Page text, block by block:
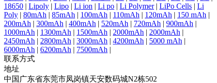
18650 | Lipoly | Lipo | Li ion | Li po | Li Polymer| LiPo Cells | Li
Poly | 80mAh | 85mAh | 100mAh | 110mAh | 120mAh | 150 mAh |
200mAh | 300mAh | 400mAh | 520mAh | 720mAh | 900mAh |
1000mAh | 1300mAh | 1500mAh | 2000mAh | 2000mAh |
2450mAh | 2800mAh | 3000mAh | 4200mAh | 5000 mAh |
6000mAh | 6200mAh | 7500mAh |
联系方式
地址
中国广东省东莞市凤岗镇天安数码城N2栋502